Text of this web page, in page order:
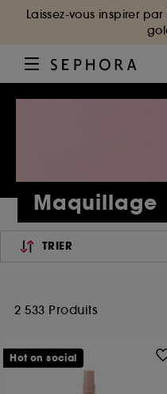
Laissez-vous inspirer
Maquillage
TRIER
2 533 Produits
Hot on social